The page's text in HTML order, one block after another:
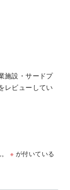
施設・サードプ
レビューしてい
※ が付いている